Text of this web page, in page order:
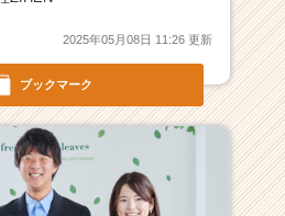
ブックマーク
2025年05月08日 11:26 更新